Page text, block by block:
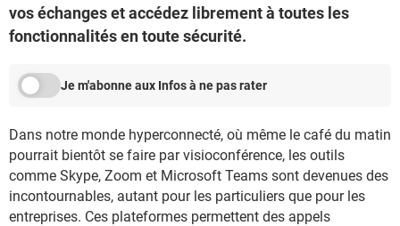
vos échanges et accédez librement à toutes les
fonctionnalités en toute sécurité.
Je m'abonne aux Infos à ne pas rater
Dans notre monde hyperconnecté, où même le café du matin
pourrait bientôt se faire par visioconférence, les outils
comme Skype, Zoom et Microsoft Teams sont devenues des
incontournables, autant pour les particuliers que pour les
entreprises. Ces plateformes permettent des appels